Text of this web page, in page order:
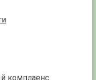
комплаенс